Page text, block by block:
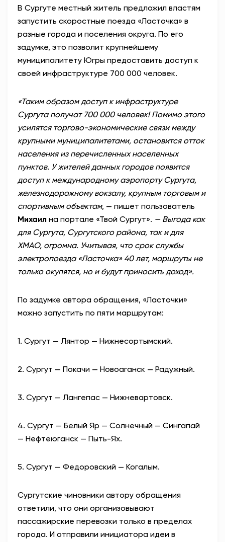
В Сургуте местный житель предложил властям
запустить скоростные поезда «Ласточка» в
разные города и поселения округа. По его
задумке, это позволит крупнейшему
муниципалитету Югры предоставить доступ к
своей инфраструктуре 700 000 человек.
«Таким образом доступ к инфраструктуре
Сургута получат 700 000 человек! Помимо этого
усилятся торгово-экономические связи между
крупными муниципалитетами, остановится отток
населения из перечисленных населенных
пунктов. У жителей данных городов появится
доступ к международному аэропорту Сургута,
железнодорожному вокзалу, крупным торговым и
спортивным объектам, — пишет пользователь
Михаил на портале «Твой Сургут». — Выгода как
для Сургута, Сургутского района, так и для
ХМАО, огромна. Учитывая, что срок службы
электропоезда «Ласточка» 40 лет, маршруты не
только окупятся, но и будут приносить доход».
По задумке автора обращения, «Ласточки»
можно запустить по пяти маршрутам:
1. Сургут — Лянтор — Нижнесортымский.
2. Сургут — Покачи — Новоаганск — Радужный.
3. Сургут — Лангепас — Нижневартовск.
4. Сургут — Белый Яр — Солнечный — Сингапай
— Нефтеюганск — Пыть-Ях.
5. Сургут — Федоровский — Когалым.
Сургутские чиновники автору обращения
ответили, что они организовывают
пассажирские перевозки только в пределах
города. И отправили инициатора идеи в